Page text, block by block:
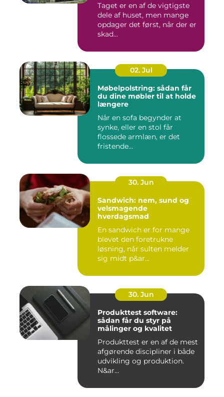
Taget er en af de vigtigste
dele af huset, men mange
opdager det først, når der er
skad...
02. Jul
Møbelpolstring: sådan får
du dine møbler til at holde
længere
Når en sofa begynder at
synke, eller en stol får
flossede armlæn, er det
fristende...
30. Jun
Sandwich: nem, sund og
velsmagende
hverdagsmad
En sandwich er for mange
blevet den foretrukne
løsning, når sulten melder
sig midt p&ar...
30. Jun
Produkttest software:
sådan får du styr på
målinger og kvalitet
Produkttest er en af de mest
afgørende discipliner i både
udvikling og produktion.
N&ar...